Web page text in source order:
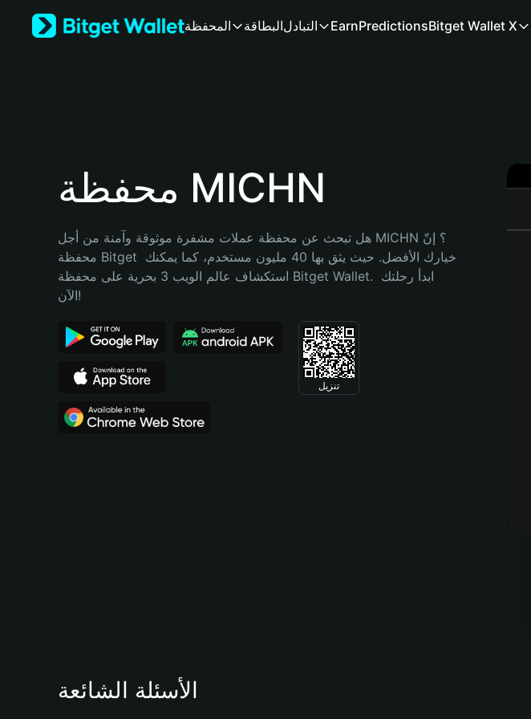
Bahasa Indonesia
Português (Brasil)
المحفظة البطاقةالتبادل EarnPredictionsBitget Wallet X
محفظة MICHN
هل تبحث عن محفظة عملات مشفرة موثوقة وآمنة من أجل MICHN؟ إنّ
محفظة Bitget خيارك الأفضل. حيث يثق بها 40 مليون مستخدم، كما يمكنك
استكشاف عالم الويب 3 بحرية على محفظة Bitget Wallet. ابدأ رحلتك
الآن!
تنزيل
الأسئلة الشائعة